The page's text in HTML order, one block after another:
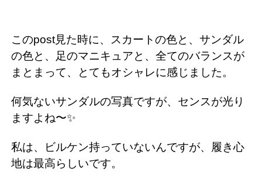
このpost見た時に、スカートの色と、サンダル
の色と、足のマニキュアと、全てのバランスが
まとまって、とてもオシャレに感じました。
何気ないサンダルの写真ですが、センスが光り
ますよね〜✨
私は、ビルケン持っていないんですが、履き心
地は最高らしいです。